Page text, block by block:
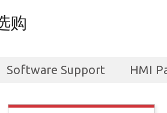
购
Software Support HMI